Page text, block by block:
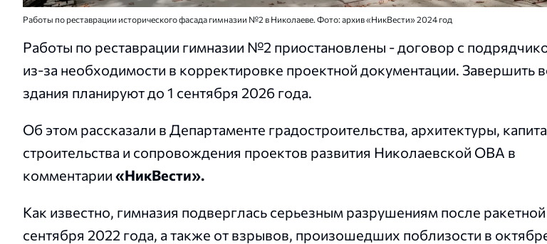
Работы по реставрации исторического фасада гимназии №2 в Николаеве. Фото: архив «НикВести» 2024 год
Работы по реставрации гимназии №2 приостановлены - договор с
из-за необходимости в корректировке проектной документации. Завершить
здания планируют до 1 сентября 2026 года.
Об этом рассказали в Департаменте градостроительства, архитектуры,
строительства и сопровождения проектов развития Николаевской ОВА в
комментарии «НикВести».
Как известно, гимназия подверглась серьезным разрушениям после ракетной
сентября 2022 года, а также от взрывов, произошедших поблизости в